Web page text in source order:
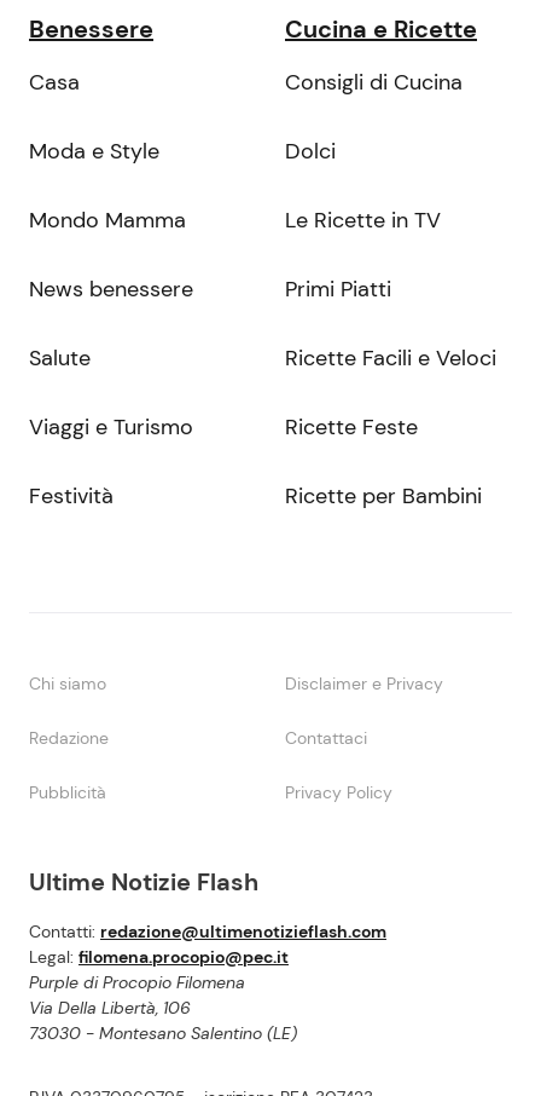
Ultime Notizie Flash
Contatti: redazione@ultimenotizieflash.com
Legal: filomena.procopio@pec.it
Purple di Procopio Filomena
Via Della Libertà, 106
73030 - Montesano Salentino (LE)
Benessere
Casa
Moda e Style
Mondo Mamma
News benessere
Salute
Viaggi e Turismo
Festività
Cucina e Ricette
Consigli di Cucina
Dolci
Le Ricette in TV
Primi Piatti
Ricette Facili e Veloci
Ricette Feste
Ricette per Bambini
Chi siamo Disclaimer e Privacy
Redazione Contattaci
Pubblicità Privacy Policy